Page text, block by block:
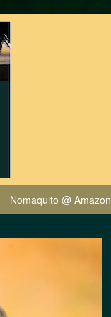
Nomaquito @ Amazon